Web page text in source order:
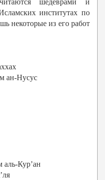
шедеврами и
институтах по
некоторые из его работ
ан-Нусус
Кур’ан